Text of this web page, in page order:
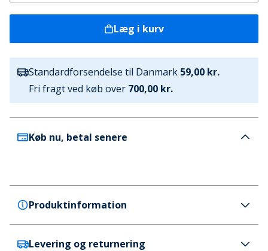
Læg i kurv
Standardforsendelse til Danmark 59,00 kr.
Fri fragt ved køb over 700,00 kr.
Køb nu, betal senere
Produktinformation
SKECHERS
Levering og returnering